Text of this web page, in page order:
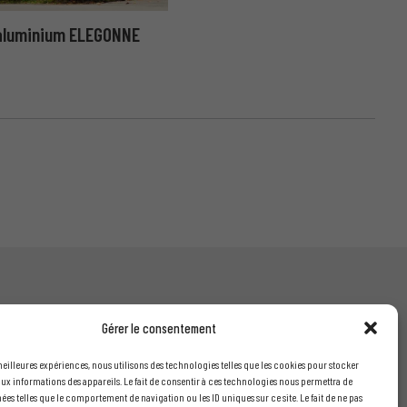
Gérer le consentement
expériences, nous utilisons des technologies telles que les cookies pour stocker
informations des appareils. Le fait de consentir à ces technologies nous permettra de
telles que le comportement de navigation ou les ID uniques sur ce site. Le fait de ne pas
ELEGONNE
INFORMATIONS LÉGALES
Mentions légales